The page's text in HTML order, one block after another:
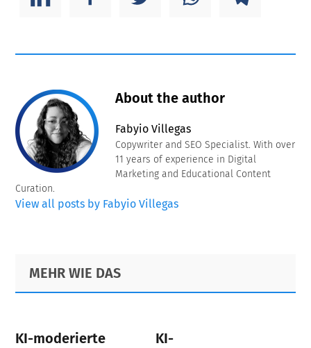
About the author
Fabyio Villegas
Copywriter and SEO Specialist. With over
11 years of experience in Digital
Marketing and Educational Content
Curation.
View all posts by Fabyio Villegas
Primary
Sidebar
Footer
MEHR WIE DAS
KI-moderierte
KI-